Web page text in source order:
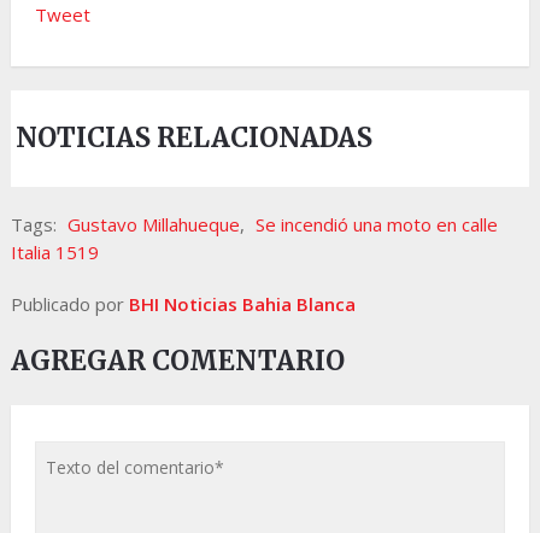
Tweet
NOTICIAS RELACIONADAS
Tags: Gustavo Millahueque, Se incendió una moto en calle
Italia 1519
Publicado por BHI Noticias Bahia Blanca
AGREGAR COMENTARIO